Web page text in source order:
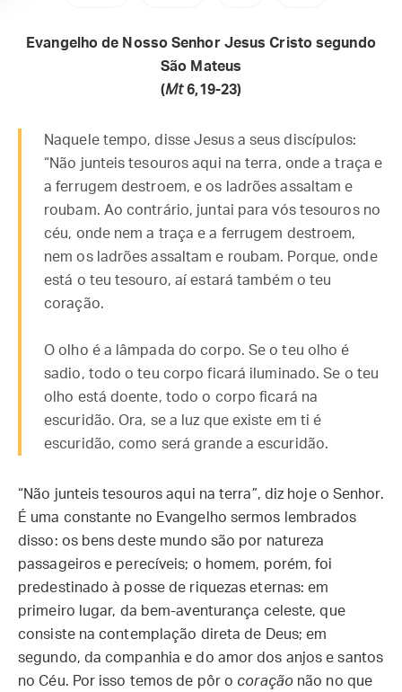
Evangelho de Nosso Senhor Jesus Cristo segundo
São Mateus
(Mt6,19-23)
Naquele tempo, disse Jesus a seus discípulos:
“Não junteis tesouros aqui na terra, onde a traça e
a ferrugem destroem, e os ladrões assaltam e
roubam. Ao contrário, juntai para vós tesouros no
céu, onde nem a traça e a ferrugem destroem,
nem os ladrões assaltam e roubam. Porque, onde
está o teu tesouro, aí estará também o teu
coração.
O olho é a lâmpada do corpo. Se o teu olho é
sadio, todo o teu corpo ficará iluminado. Se o teu
olho está doente, todo o corpo ficará na
escuridão. Ora, se a luz que existe em ti é
escuridão, como será grande a escuridão.
“Não junteis tesouros aqui na terra”, diz hoje o Senhor.
É uma constante no Evangelho sermos lembrados
disso: os bens deste mundo são por natureza
passageiros e perecíveis; o homem, porém, foi
predestinado à posse de riquezas eternas: em
primeiro lugar, da bem-aventurança celeste, que
consiste na contemplação direta de Deus; em
segundo, da companhia e do amor dos anjos e santos
no Céu. Por isso temos de pôr o coraçãonão no que